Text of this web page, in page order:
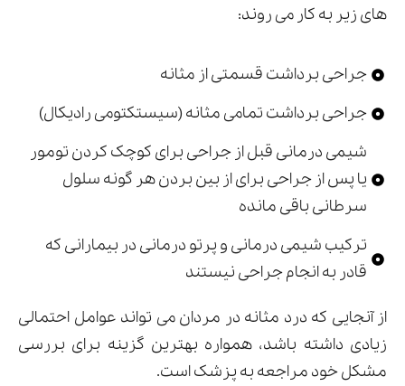
های زیر به کار می روند:
جراحی برداشت قسمتی از مثانه
جراحی برداشت تمامی مثانه (سیستکتومی رادیکال)
شیمی درمانی قبل از جراحی برای کوچک کردن تومور
یا پس از جراحی برای از بین بردن هر گونه سلول
سرطانی باقی مانده
ترکیب شیمی درمانی و پرتو درمانی در بیمارانی که
قادر به انجام جراحی نیستند
از آنجایی که درد مثانه در مردان می تواند عوامل احتمالی
زیادی داشته باشد، همواره بهترین گزینه برای بررسی
مشکل خود مراجعه به پزشک است.